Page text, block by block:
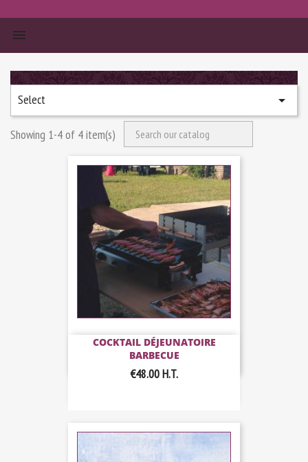


Select 
Showing 1-4 of 4 item(s)
COCKTAIL DÉJEUNATOIRE
BARBECUE
€48.00H.T.